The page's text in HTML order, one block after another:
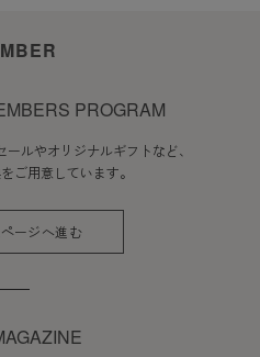
PROGRAM
ルやオリジナルギフトなど、
ご用意しています。
ージへ進む